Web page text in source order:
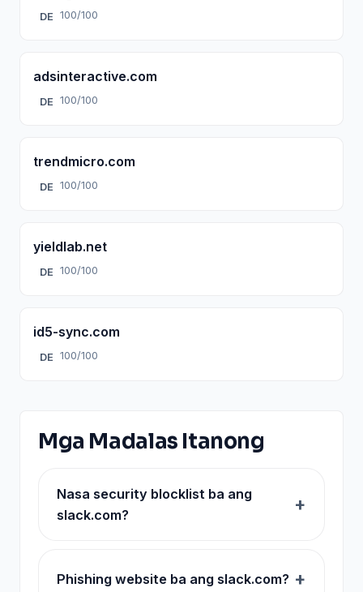
DE 100/100
adsinteractive.com
DE 100/100
trendmicro.com
DE 100/100
yieldlab.net
DE 100/100
id5-sync.com
DE 100/100
Mga Madalas Itanong
Nasa security blocklist ba ang
slack.com?
Phishing website ba ang slack.com?